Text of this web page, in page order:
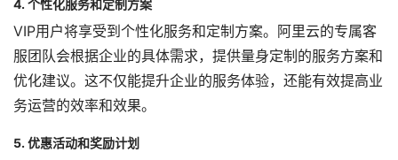
4. 个性化服务和定制方案
VIP用户将享受到个性化服务和定制方案。阿里云的专属客
服团队会根据企业的具体需求，提供量身定制的服务方案和
优化建议。这不仅能提升企业的服务体验，还能有效提高业
务运营的效率和效果。
5. 优惠活动和奖励计划